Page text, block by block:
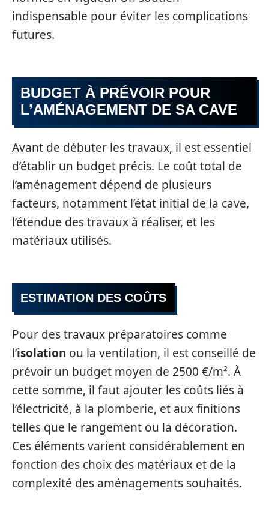
indispensable pour éviter les complications
futures.
BUDGET À PRÉVOIR POUR
L’AMÉNAGEMENT DE SA CAVE
Avant de débuter les travaux, il est essentiel
d’établir un budget précis. Le coût total de
l’aménagement dépend de plusieurs
facteurs, notamment l’état initial de la cave,
l’étendue des travaux à réaliser, et les
matériaux utilisés.
ESTIMATION DES COÛTS
Pour des travaux préparatoires comme
l’isolation ou la ventilation, il est conseillé de
prévoir un budget moyen de 2500 €/m². À
cette somme, il faut ajouter les coûts liés à
l’électricité, à la plomberie, et aux finitions
telles que le rangement ou la décoration.
Ces éléments varient considérablement en
fonction des choix des matériaux et de la
complexité des aménagements souhaités.